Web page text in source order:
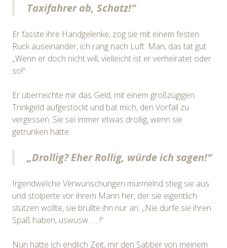
Taxifahrer ab, Schatz!“
Er fasste ihre Handgelenke, zog sie mit einem festen
Ruck auseinander, ich rang nach Luft. Man, das tat gut.
„Wenn er doch nicht will, vielleicht ist er verheiratet oder
so!“
Er überreichte mir das Geld, mit einem großzügigen
Trinkgeld aufgestockt und bat mich, den Vorfall zu
vergessen. Sie sei immer etwas drollig, wenn sie
getrunken hätte.
„Drollig? Eher Rollig, würde ich sagen!“
Irgendwelche Verwünschungen murmelnd stieg sie aus
und stolperte vor ihrem Mann her, der sie eigentlich
stützen wollte, sie brüllte ihn nur an. „Nie dürfe sie ihren
Spaß haben, uswusw……!“
Nun hatte ich endlich Zeit, mir den Sabber von meinem